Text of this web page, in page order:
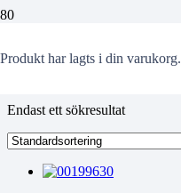
Produkt har lagts i din varukorg.
Margit
Endast ett sökresultat